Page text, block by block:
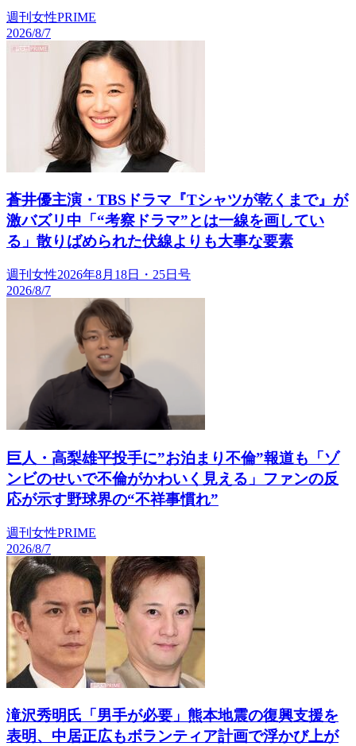
週刊女性PRIME
2026/8/7
蒼井優主演・TBSドラマ『Tシャツが乾くまで』が
激バズリ中「“考察ドラマ”とは一線を画してい
る」散りばめられた伏線よりも大事な要素
週刊女性2026年8月18日・25日号
2026/8/7
巨人・高梨雄平投手に”お泊まり不倫”報道も「ゾ
ンビのせいで不倫がかわいく見える」ファンの反
応が示す野球界の“不祥事慣れ”
週刊女性PRIME
2026/8/7
滝沢秀明氏「男手が必要」熊本地震の復興支援を
表明、中居正広もボランティア計画で浮かび上が